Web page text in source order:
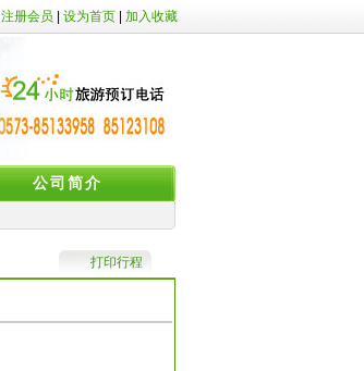
注册会员 设为首页| 加入收藏
公司简介
打印行程